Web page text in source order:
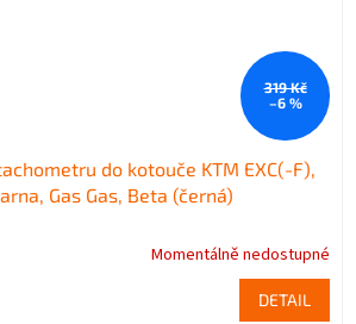
319 Kč
–6 %
do kotouče KTM EXC(-F),
Gas Gas, Beta (černá)
Momentálně nedostupné
DETAIL